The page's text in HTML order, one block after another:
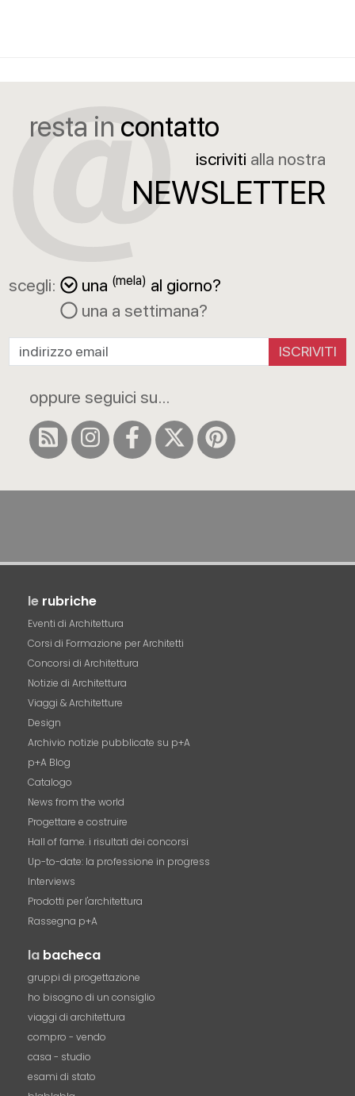
resta in contatto
iscriviti alla nostra
NEWSLETTER
scegli: una (mela) al giorno?
una a settimana?
ISCRIVITI
oppure seguici su...
le rubriche
Eventi di Architettura
Corsi di Formazione per Architetti
Concorsi di Architettura
Notizie di Architettura
Viaggi & Architetture
Design
Archivio notizie pubblicate su p+A
p+A Blog
Catalogo
News from the world
Progettare e costruire
Hall of fame. i risultati dei concorsi
Up-to-date: la professione in progress
Interviews
Prodotti per l'architettura
Rassegna p+A
la bacheca
gruppi di progettazione
ho bisogno di un consiglio
viaggi di architettura
compro - vendo
casa - studio
esami di stato